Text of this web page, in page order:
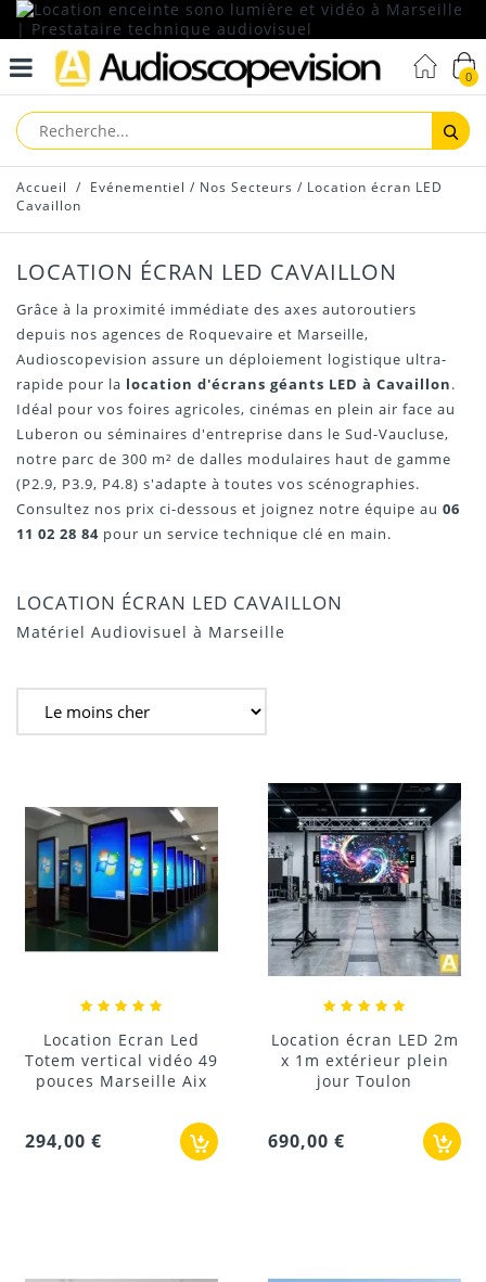
0
Accueil / Evénementiel / Nos Secteurs / Location écran LED
Cavaillon
LOCATION ÉCRAN LED CAVAILLON
Grâce à la proximité immédiate des axes autoroutiers
depuis nos agences de Roquevaire et Marseille,
Audioscopevision assure un déploiement logistique ultra-
rapide pour la location d'écrans géants LED à Cavaillon.
Idéal pour vos foires agricoles, cinémas en plein air face au
Luberon ou séminaires d'entreprise dans le Sud-Vaucluse,
notre parc de 300 m² de dalles modulaires haut de gamme
(P2.9, P3.9, P4.8) s'adapte à toutes vos scénographies.
Consultez nos prix ci-dessous et joignez notre équipe au 06
11 02 28 84 pour un service technique clé en main.
LOCATION ÉCRAN LED CAVAILLON
Matériel Audiovisuel à Marseille
Location Ecran Led
Totem vertical vidéo 49
pouces Marseille Aix
294,00 €
Location écran LED 2m
x 1m extérieur plein
jour Toulon
690,00 €